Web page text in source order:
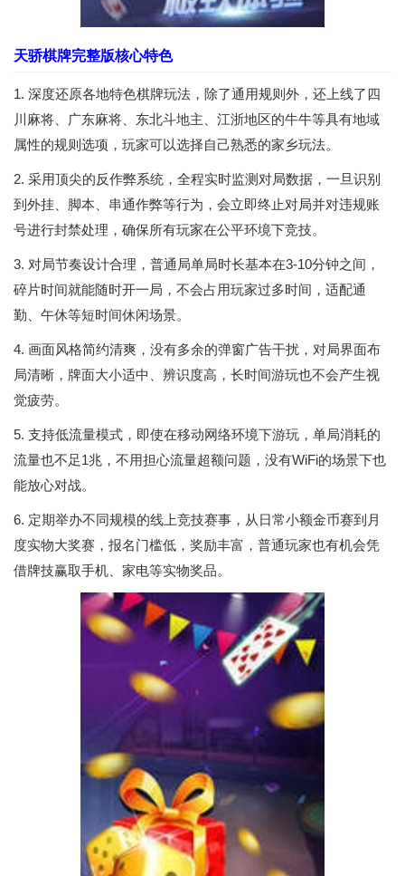
天骄棋牌完整版核心特色
1. 深度还原各地特色棋牌玩法，除了通用规则外，还上线了四
川麻将、广东麻将、东北斗地主、江浙地区的牛牛等具有地域
属性的规则选项，玩家可以选择自己熟悉的家乡玩法。
2. 采用顶尖的反作弊系统，全程实时监测对局数据，一旦识别
到外挂、脚本、串通作弊等行为，会立即终止对局并对违规账
号进行封禁处理，确保所有玩家在公平环境下竞技。
3. 对局节奏设计合理，普通局单局时长基本在3-10分钟之间，
碎片时间就能随时开一局，不会占用玩家过多时间，适配通
勤、午休等短时间休闲场景。
4. 画面风格简约清爽，没有多余的弹窗广告干扰，对局界面布
局清晰，牌面大小适中、辨识度高，长时间游玩也不会产生视
觉疲劳。
5. 支持低流量模式，即使在移动网络环境下游玩，单局消耗的
流量也不足1兆，不用担心流量超额问题，没有WiFi的场景下也
能放心对战。
6. 定期举办不同规模的线上竞技赛事，从日常小额金币赛到月
度实物大奖赛，报名门槛低，奖励丰富，普通玩家也有机会凭
借牌技赢取手机、家电等实物奖品。